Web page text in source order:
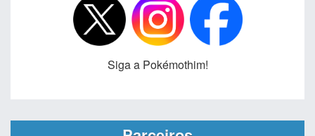
Siga a Pokémothim!